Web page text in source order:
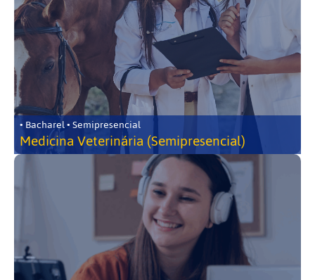
• Bacharel • Semipresencial
Medicina Veterinária (Semipresencial)